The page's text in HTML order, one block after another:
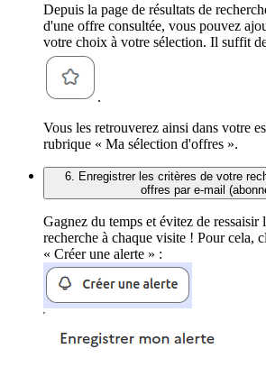
Depuis la page de résultats de
d'une offre consultée, vous pouvez
votre choix à votre sélection. Il suffit
.
Vous les retrouverez ainsi dans votre
rubrique « Ma sélection d'offres ».
6. Enregistrer les critères de votre
offres par e-mail
Gagnez du temps et évitez de ressaisir
recherche à chaque visite ! Pour cela,
« Créer une alerte » :